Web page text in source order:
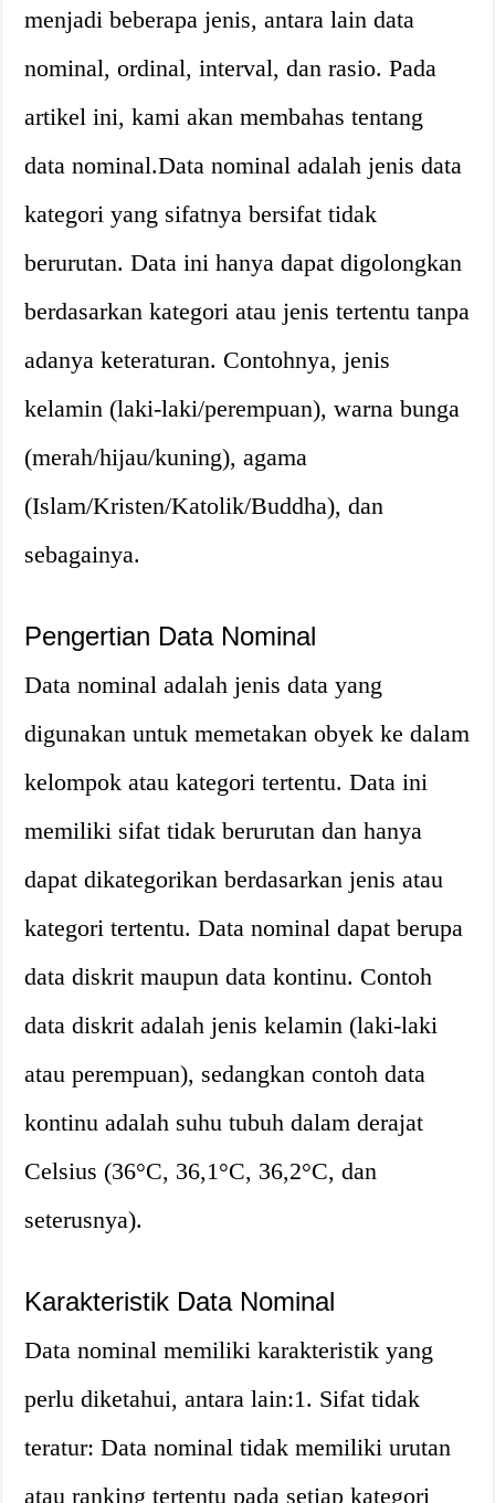
menjadi beberapa jenis, antara lain data
nominal, ordinal, interval, dan rasio. Pada
artikel ini, kami akan membahas tentang
data nominal.Data nominal adalah jenis data
kategori yang sifatnya bersifat tidak
berurutan. Data ini hanya dapat digolongkan
berdasarkan kategori atau jenis tertentu tanpa
adanya keteraturan. Contohnya, jenis
kelamin (laki-laki/perempuan), warna bunga
(merah/hijau/kuning), agama
(Islam/Kristen/Katolik/Buddha), dan
sebagainya.
Pengertian Data Nominal
Data nominal adalah jenis data yang
digunakan untuk memetakan obyek ke dalam
kelompok atau kategori tertentu. Data ini
memiliki sifat tidak berurutan dan hanya
dapat dikategorikan berdasarkan jenis atau
kategori tertentu. Data nominal dapat berupa
data diskrit maupun data kontinu. Contoh
data diskrit adalah jenis kelamin (laki-laki
atau perempuan), sedangkan contoh data
kontinu adalah suhu tubuh dalam derajat
Celsius (36°C, 36,1°C, 36,2°C, dan
seterusnya).
Karakteristik Data Nominal
Data nominal memiliki karakteristik yang
perlu diketahui, antara lain:1. Sifat tidak
teratur: Data nominal tidak memiliki urutan
atau ranking tertentu pada setiap kategori